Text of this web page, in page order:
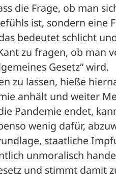
die Frage, ob man
ist, sondern eine
bedeutet schlicht
zu fragen, ob man
Gesetz“ wird.
zu lassen, hieße
anhält und weiter
Pandemie endet,
wenig dafür,
staatliche
unmoralisch
und stimmt damit